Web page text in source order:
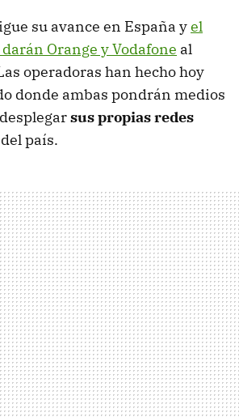
su avance en España yel
Orange y Vodafone al
operadoras han hecho hoy
donde ambas pondrán medios
sus propias redes
país.